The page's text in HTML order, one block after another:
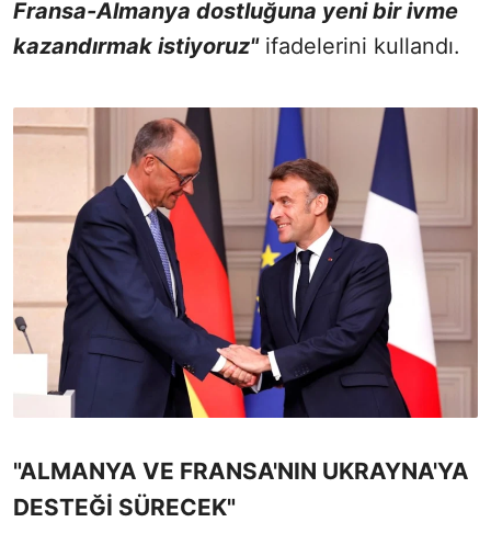
Fransa-Almanya dostluğuna yeni bir ivme
kazandırmak istiyoruz"ifadelerini kullandı.
"ALMANYA VE FRANSA'NIN UKRAYNA'YA
DESTEĞİ SÜRECEK"